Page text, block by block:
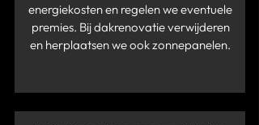
energiekosten en regelen we eventuele
premies. Bij dakrenovatie verwijderen
en herplaatsen we ook zonnepanelen.